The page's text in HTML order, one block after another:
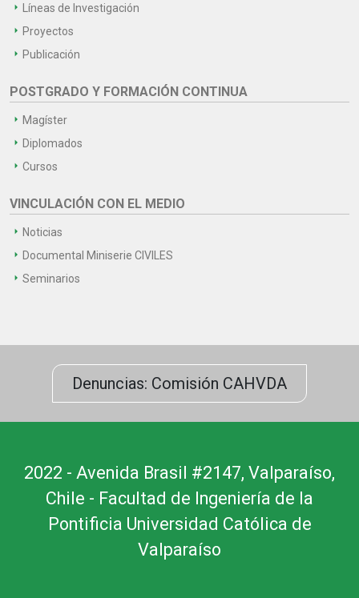
Líneas de Investigación
Proyectos
Publicación
POSTGRADO Y FORMACIÓN CONTINUA
Magíster
Diplomados
Cursos
VINCULACIÓN CON EL MEDIO
Noticias
Documental Miniserie CIVILES
Seminarios
Denuncias: Comisión CAHVDA
2022 - Avenida Brasil #2147, Valparaíso,
Chile - Facultad de Ingeniería de la
Pontificia Universidad Católica de
Valparaíso